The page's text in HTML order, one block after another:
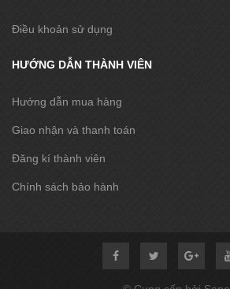
Điều khoản sử dụng
HƯỚNG DẪN THÀNH VIÊN
Hướng dẫn mua hàng
Giao nhận và thanh toán
Đăng kí thành viên
Chính sách bảo hành